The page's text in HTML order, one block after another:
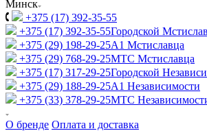
Минск
+375 (17) 392-35-55
+375 (17) 392-35-55Городской
+375 (29) 198-29-25A1 Мстиславца
+375 (29) 768-29-25МТС Мстиславца
+375 (17) 317-29-25Городской
+375 (29) 188-29-25A1 Независимости
+375 (33) 378-29-25МТС
О бренде Оплата и доставка